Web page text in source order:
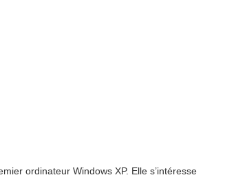
ordinateur Windows XP. Elle s’intéresse